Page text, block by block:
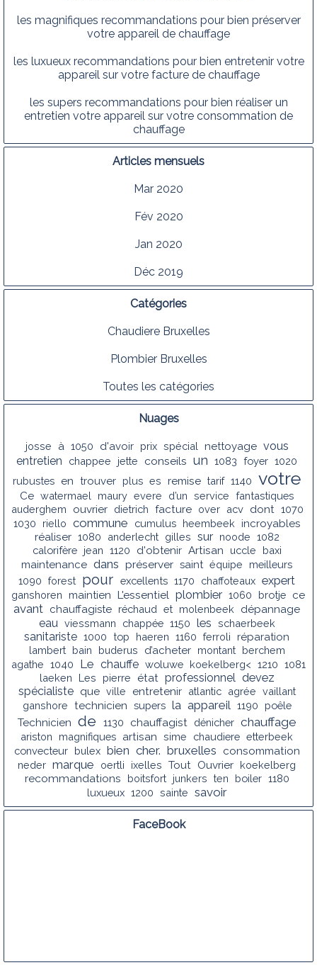
les magnifiques recommandations pour bien préserver
votre appareil de chauffage
les luxueux recommandations pour bien entretenir votre
appareil sur votre facture de chauffage
les supers recommandations pour bien réaliser un
entretien votre appareil sur votre consommation de
chauffage
Articles mensuels
Mar 2020
Fév 2020
Jan 2020
Déc 2019
Catégories
Chaudiere Bruxelles
Plombier Bruxelles
Toutes les catégories
Nuages
josse à 1050 d'avoir prix spécial nettoyage vous
entretien
chappee jette conseils un 1083 foyer 1020
rubustes en trouver plus es remise tarif 1140 votre
Ce watermael maury evere d’un service fantastiques
auderghem
ouvrier dietrich facture over acv dont 1070
1030
riello commune cumulus heembeek incroyables
réaliser 1080 anderlecht gilles sur noode 1082
calorifère
jean 1120 d'obtenir Artisan uccle baxi
maintenance dans préserver saint équipe
meilleurs
1090 forest pour excellents 1170 chaffoteaux expert
ganshoren maintien L'essentiel plombier 1060 brotje ce
avant chauffagiste réchaud et molenbeek dépannage
eau viessmann chappée 1150 les schaerbeek
sanitariste 1000 top haeren 1160 ferroli réparation
lambert bain buderus d’acheter montant
berchem
agathe 1040 Le chauffe woluwe koekelberg< 1210 1081
laeken
Les pierre état professionnel devez
spécialiste que ville entretenir atlantic agrée vaillant
ganshore technicien supers la appareil 1190 poêle
Technicien de 1130 chauffagist dénicher chauffage
ariston magnifiques artisan sime chaudiere etterbeek
convecteur
bulex bien cher. bruxelles consommation
neder marque oertli ixelles Tout Ouvrier koekelberg
recommandations boitsfort junkers ten boiler 1180
luxueux 1200 sainte savoir
FaceBook